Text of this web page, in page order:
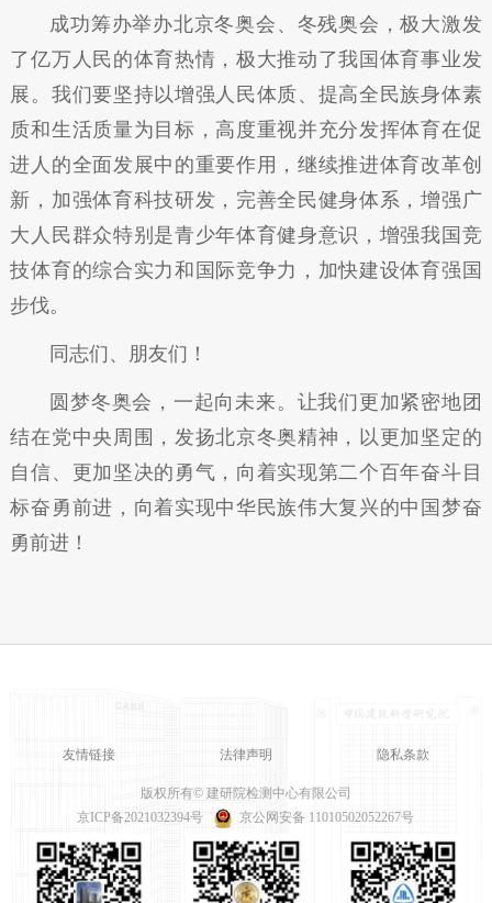
成功筹办举办北京冬奥会、冬残奥会，极大激发
了亿万人民的体育热情，极大推动了我国体育事业发
展。我们要坚持以增强人民体质、提高全民族身体素
质和生活质量为目标，高度重视并充分发挥体育在促
进人的全面发展中的重要作用，继续推进体育改革创
新，加强体育科技研发，完善全民健身体系，增强广
大人民群众特别是青少年体育健身意识，增强我国竞
技体育的综合实力和国际竞争力，加快建设体育强国
步伐。
同志们、朋友们！
圆梦冬奥会，一起向未来。让我们更加紧密地团
结在党中央周围，发扬北京冬奥精神，以更加坚定的
自信、更加坚决的勇气，向着实现第二个百年奋斗目
标奋勇前进，向着实现中华民族伟大复兴的中国梦奋
勇前进！
友情链接 法律声明 隐私条款
版权所有© 建研院检测中心有限公司
京ICP备2021032394号
京公网安备 11010502052267号